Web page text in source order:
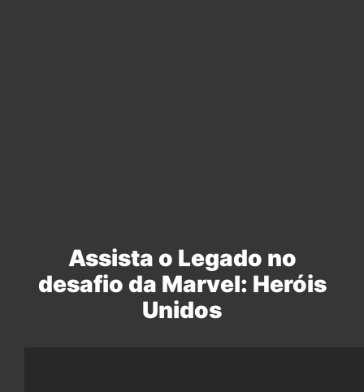
Assista o Legado no
desafio da Marvel: Heróis
Unidos